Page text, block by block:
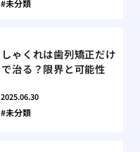
未分類
しゃくれは歯列矯正だけ
で治る？限界と可能性
2025.06.30
未分類